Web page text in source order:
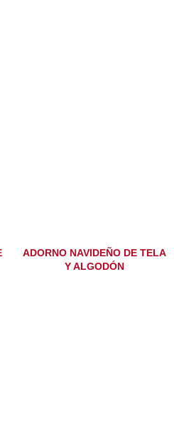
ADORNO NAVIDEÑO DE TELA
Y ALGODÓN